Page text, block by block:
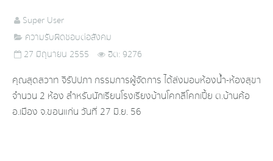
Super User
ความรับผิดชอบต่อสังคม
27 มิถุนายน 2555
ฮิต: 9276
คุณสุดสวาท จิรัปปภา กรรมการผู้จัดการ ได้ส่งมอบห้องน้ำ-ห้องสุขา
จำนวน 2 ห้อง สำหรับนักเรียนโรงเรียงบ้านโคกสีโคกเปี้ย ต.บ้านค้อ
อ.เมือง จ.ขอนแก่น วันที่ 27 มิ.ย. 56